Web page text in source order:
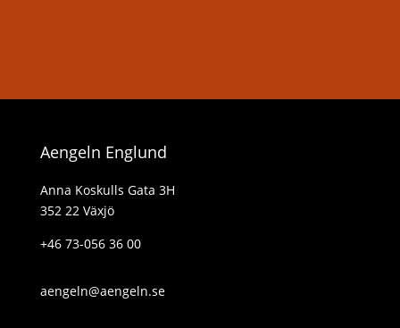
Aengeln Englund
Anna Koskulls Gata 3H
352 22 Växjö
+46 73-056 36 00
aengeln@aengeln.se